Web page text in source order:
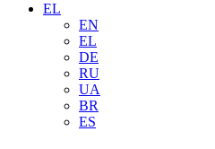
EL
EN
EL
DE
RU
UA
BR
ES